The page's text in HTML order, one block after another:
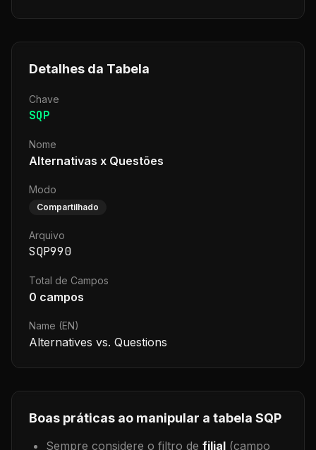
Detalhes da Tabela
Chave
SQP
Nome
Alternativas x Questões
Modo
Compartilhado
Arquivo
SQP990
Total de Campos
0 campos
Name (EN)
Alternatives vs. Questions
Boas práticas ao manipular a tabela SQP
Sempre considere o filtro de filial (campo